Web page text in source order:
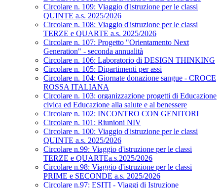
Circolare n. 109: Viaggio d'istruzione per le classi
QUINTE a.s. 2025/2026
Circolare n. 108: Viaggio d'istruzione per le classi
TERZE e QUARTE a.s. 2025/2026
Circolare n. 107: Progetto "Orientamento Next
Generation" - seconda annualità
Circolare n. 106: Laboratorio di DESIGN THINKING
Circolare n. 105: Dipartimenti per assi
Circolare n. 104: Giornate donazione sangue - CROCE
ROSSA ITALIANA
Circolare n. 103: organizzazione progetti di Educazione
civica ed Educazione alla salute e al benessere
Circolare n. 102: INCONTRO CON GENITORI
Circolare n. 101: Riunioni NIV
Circolare n. 100: Viaggio d'istruzione per le classi
QUINTE a.s. 2025/2026
Circolare n.99: Viaggio d'istruzione per le classi
TERZE e QUARTEa.s.2025/2026
Circolare n.98: Viaggio d'istruzione per le classi
PRIME e SECONDE a.s. 2025/2026
Circolare n.97: ESITI - Viaggi di Istruzione